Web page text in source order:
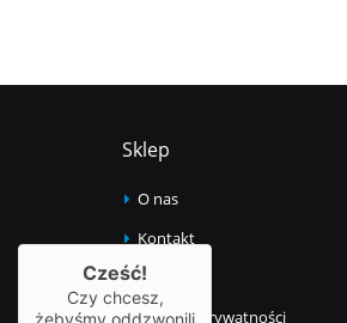
Sklep
O nas
Kontakt
Regulamin
Polityka prywatności
Cześć!
Czy chcesz,
żebyśmy oddzwonili